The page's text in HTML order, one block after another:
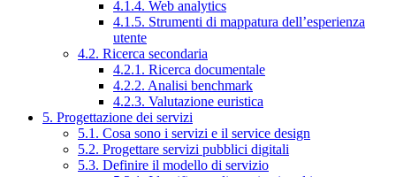
4.1.4. Web analytics
4.1.5. Strumenti di mappatura dell’esperienza
utente
4.2. Ricerca secondaria
4.2.1. Ricerca documentale
4.2.2. Analisi benchmark
4.2.3. Valutazione euristica
5. Progettazione dei servizi
5.1. Cosa sono i servizi e il service design
5.2. Progettare servizi pubblici digitali
5.3. Definire il modello di servizio